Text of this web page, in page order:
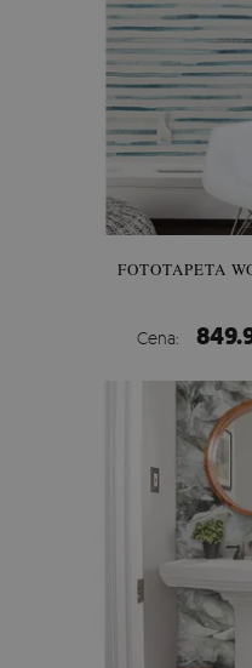
FOTOTAPETA
Cena: